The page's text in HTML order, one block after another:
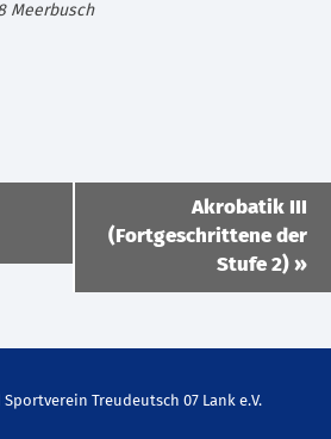
Meerbusch
Akrobatik III
(Fortgeschrittene der
Stufe 2) »
Treudeutsch 07 Lank e.V.